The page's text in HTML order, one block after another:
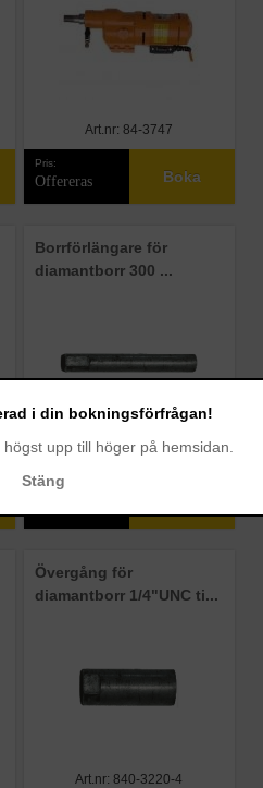
i din bokningsförfrågan!
upp till höger på hemsidan.
Stäng
Art.nr: 84-3747
Pris:
Offereras Boka
Borrförlängare för
diamantborr 300 ...
Art.nr: 840-37260
Pris:
Övergång för
diamantborr 1/4"UNC ti...
Art.nr: 840-3220-4